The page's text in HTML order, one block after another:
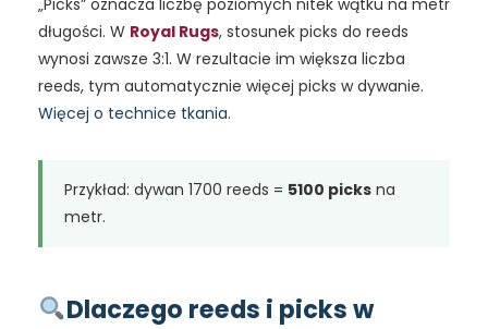
„Picks” oznacza liczbę poziomych nitek wątku na metr
długości. W Royal Rugs, stosunek picks do reeds
wynosi zawsze 3:1. W rezultacie im większa liczba
reeds, tym automatycznie więcej picks w dywanie.
Więcej o technice tkania.
Przykład: dywan 1700 reeds = 5100 picks na
metr.
Dlaczego reeds i picks w